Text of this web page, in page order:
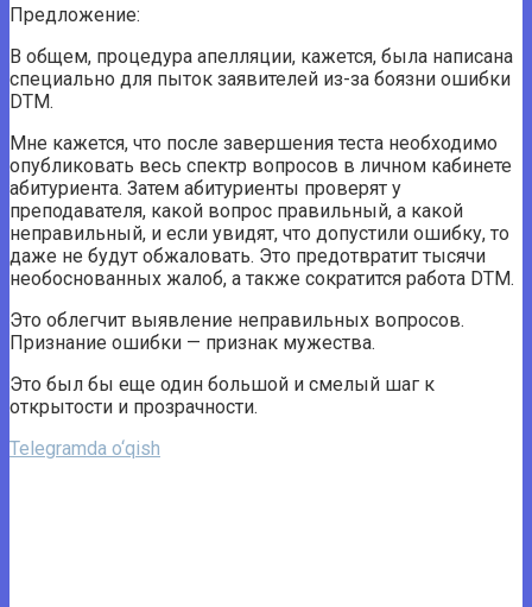
Предложение:
В общем, процедура апелляции, кажется, была написана
специально для пыток заявителей из-за боязни ошибки
DTM.
Мне кажется, что после завершения теста необходимо
опубликовать весь спектр вопросов в личном кабинете
абитуриента. Затем абитуриенты проверят у
преподавателя, какой вопрос правильный, а какой
неправильный, и если увидят, что допустили ошибку, то
даже не будут обжаловать. Это предотвратит тысячи
необоснованных жалоб, а также сократится работа DTM.
Это облегчит выявление неправильных вопросов.
Признание ошибки — признак мужества.
Это был бы еще один большой и смелый шаг к
открытости и прозрачности.
Telegramda o‘qish